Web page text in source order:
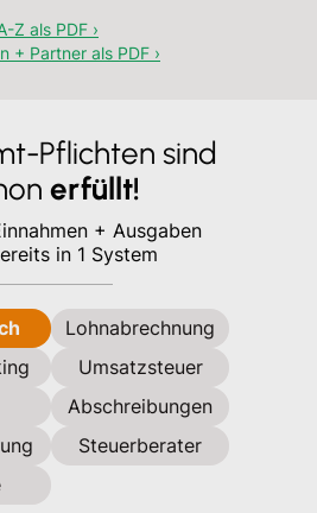
Z als PDF ›
+ Partner als PDF ›
Pflichten sind
erfüllt!
+ Ausgaben
in 1 System
Lohnabrechnung
Umsatzsteuer
Abschreibungen
Steuerberater